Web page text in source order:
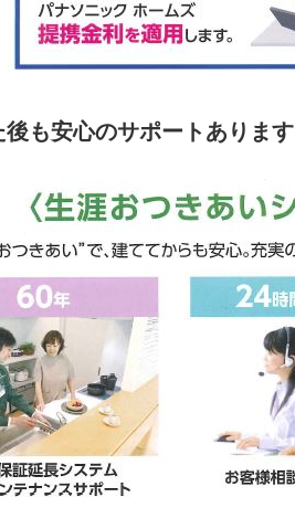
後も安心のサポートあります